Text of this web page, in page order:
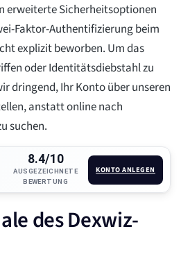
erweiterte Sicherheitsoptionen
Faktor-Authentifizierung beim
explizit beworben. Um das
oder Identitätsdiebstahl zu
dringend, Ihr Konto über unseren
anstatt online nach
suchen.
8.4/10
AUSGEZEICHNETE
BEWERTUNG
KONTO ANLEGEN
des Dexwiz-